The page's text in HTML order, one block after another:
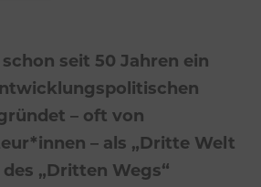
seit 50 Jahren ein
– oft von
– als „Dritte Welt
„Dritten Wegs“